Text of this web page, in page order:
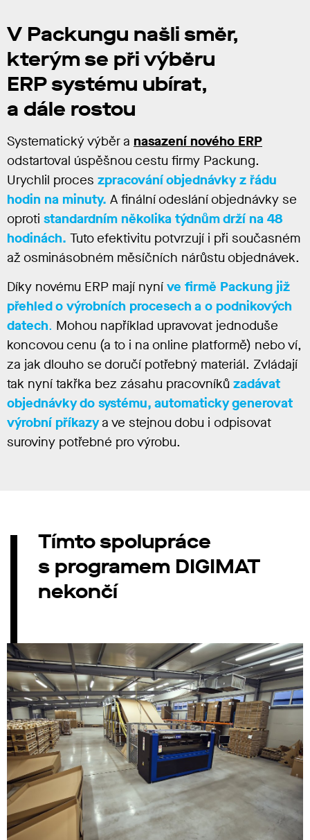
V Packungu našli směr,
kterým se při výběru
ERP systému ubírat,
a dále rostou
Systematický výběr a nasazení nového ERP
odstartoval úspěšnou cestu firmy Packung.
Urychlil proces zpracování objednávky z řádu
hodin na minuty. A finální odeslání objednávky se
oproti standardním několika týdnům drží na 48
hodinách. Tuto efektivitu potvrzují i při současném
až osminásobném měsíčních nárůstu objednávek.
Díky novému ERP mají nyní ve firmě Packung již
přehled o výrobních procesech a o podnikových
datech. Mohou například upravovat jednoduše
koncovou cenu (a to i na online platformě) nebo ví,
za jak dlouho se doručí potřebný materiál. Zvládají
tak nyní takřka bez zásahu pracovníků zadávat
objednávky do systému, automaticky generovat
výrobní příkazy a ve stejnou dobu i odpisovat
suroviny potřebné pro výrobu.
Tímto spolupráce
s programem DIGIMAT
nekončí